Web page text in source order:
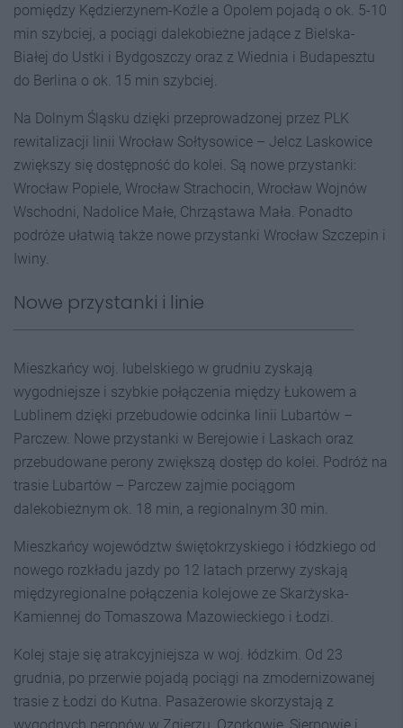
pomiędzy Kędzierzynem-Koźle a Opolem pojadą o ok. 5-10
min szybciej, a pociągi dalekobieżne jadące z Bielska-
Białej do Ustki i Bydgoszczy oraz z Wiednia i Budapesztu
do Berlina o ok. 15 min szybciej.
Na Dolnym Śląsku dzięki przeprowadzonej przez PLK
rewitalizacji linii Wrocław Sołtysowice – Jelcz Laskowice
zwiększy się dostępność do kolei. Są nowe przystanki:
Wrocław Popiele, Wrocław Strachocin, Wrocław Wojnów
Wschodni, Nadolice Małe, Chrząstawa Mała. Ponadto
podróże ułatwią także nowe przystanki Wrocław Szczepin i
Iwiny.
Nowe przystanki i linie
Mieszkańcy woj. lubelskiego w grudniu zyskają
wygodniejsze i szybkie połączenia między Łukowem a
Lublinem dzięki przebudowie odcinka linii Lubartów –
Parczew. Nowe przystanki w Berejowie i Laskach oraz
przebudowane perony zwiększą dostęp do kolei. Podróż na
trasie Lubartów – Parczew zajmie pociągom
dalekobieżnym ok. 18 min, a regionalnym 30 min.
Mieszkańcy województw świętokrzyskiego i łódzkiego od
nowego rozkładu jazdy po 12 latach przerwy zyskają
międzyregionalne połączenia kolejowe ze Skarżyska-
Kamiennej do Tomaszowa Mazowieckiego i Łodzi.
Kolej staje się atrakcyjniejsza w woj. łódzkim. Od 23
grudnia, po przerwie pojadą pociągi na zmodernizowanej
trasie z Łodzi do Kutna. Pasażerowie skorzystają z
wygodnych peronów w Zgierzu, Ozorkowie, Sierpowie i